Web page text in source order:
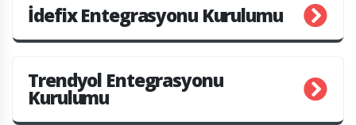
İdefix Entegrasyonu Kurulumu
Trendyol Entegrasyonu
Kurulumu